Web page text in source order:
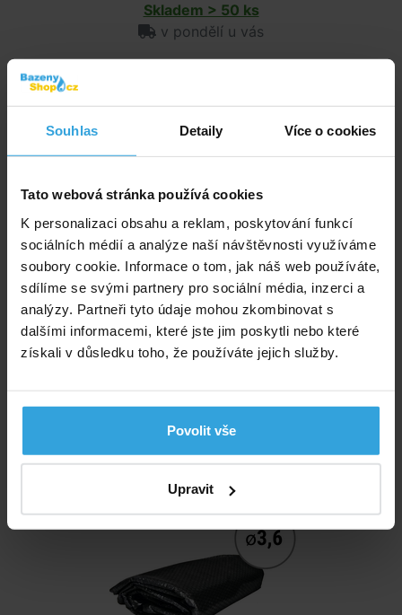
Souhlas Detaily Více o cookies
Tato webová stránka používá cookies
K personalizaci obsahu a reklam, poskytování funkcí
sociálních médií a analýze naší návštěvnosti využíváme
soubory cookie. Informace o tom, jak náš web používáte,
sdílíme se svými partnery pro sociální média, inzerci a
analýzy. Partneři tyto údaje mohou zkombinovat s
dalšími informacemi, které jste jim poskytli nebo které
získali v důsledku toho, že používáte jejich služby.
Povolit vše
Upravit
Skladem > 50 ks
v pondělí u vás
Skladem > 50 ks
632,- Kč
do košíku
Solární plachta černá na bazén o průměru 3,6m